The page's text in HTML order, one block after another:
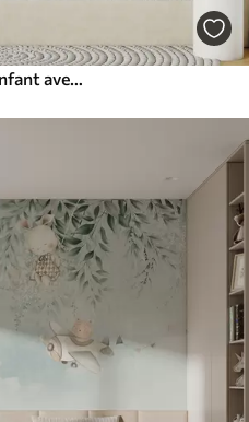
Papier peint pour chambre d'enfant avec des animaux mignons dans des couleurs roses